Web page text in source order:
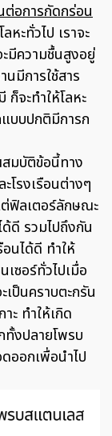
อการกัดกร่อน
หะทั่วไป เราจะ
มีความชื้นสูงอยู่
มีการใช้สาร
จะทำให้โลหะ
บบปกติมีการก
มบัติข้อนี้ทาง
โรงเรือนต่างๆ
ฟิลเตอร์ลักษณะ
ดี รวมไปถึงกัน
นได้ดี ทำให้
เซอร์ทั่วไปเมื่อ
เป็นคราบตะกรัน
ะ ทำให้เกิด
งปลายโพรบ
ออกเพื่อนำไป